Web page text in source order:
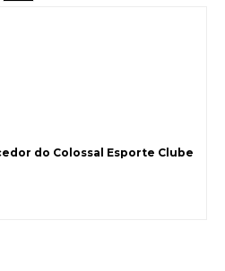
do Colossal Esporte Clube